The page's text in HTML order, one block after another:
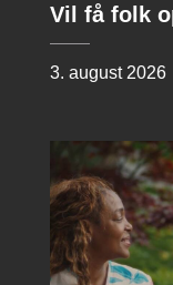
Vil få folk
3. august 2026